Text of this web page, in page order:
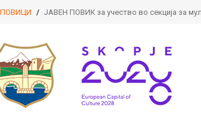
/ ЈАВЕН ПОВИК за учество во секција за
Пребарајтена